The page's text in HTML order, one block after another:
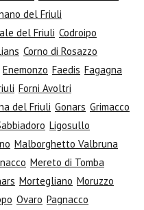
del Friuli
del Friuli Codroipo
Corno di Rosazzo
Enemonzo Faedis Fagagna
Forni Avoltri
del Friuli Gonars Grimacco
Ligosullo
Malborghetto Valbruna
Mereto di Tomba
Mortegliano Moruzzo
Ovaro Pagnacco